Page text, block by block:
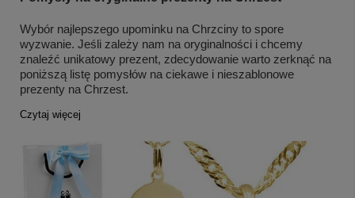
Wybór najlepszego upominku na Chrzciny to spore
wyzwanie. Jeśli zależy nam na oryginalności i chcemy
znaleźć unikatowy prezent, zdecydowanie warto zerknąć na
poniższą listę pomysłów na ciekawe i nieszablonowe
prezenty na Chrzest.
Czytaj więcej